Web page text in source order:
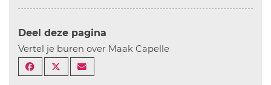
Deel deze pagina
Vertel je buren over Maak Capelle